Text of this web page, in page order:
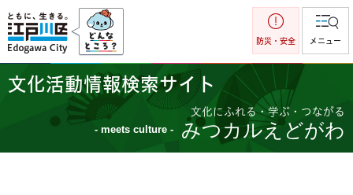
江戸川区
防災・安全 メニュー
文化活動情報検索サイト
文化にふれる・学ぶ・つながる
- meets culture - みつカルえどがわ